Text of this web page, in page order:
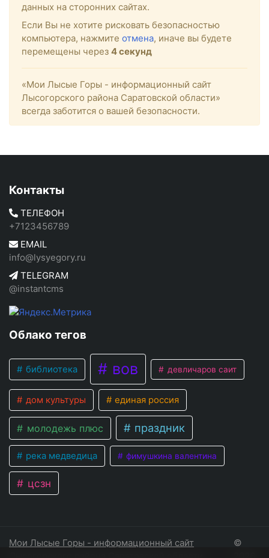
данных на сторонних сайтах.
Если Вы не хотите рисковать безопасностью
компьютера, нажмите отмена, иначе вы будете
перемещены через 4секунд
«Мои Лысые Горы - информационный сайт
Лысогорского района Саратовской области»
всегда заботится о вашей безопасности.
Контакты
ТЕЛЕФОН
+7123456789
EMAIL
info@lysyegory.ru
TELEGRAM
@instantcms
Облако тегов
библиотека вов девличаров саит
дом культуры единая россия
молодежь плюс праздник
река медведица фимушкина валентина
цсзн
Мои Лысые Горы - информационный сайт
©